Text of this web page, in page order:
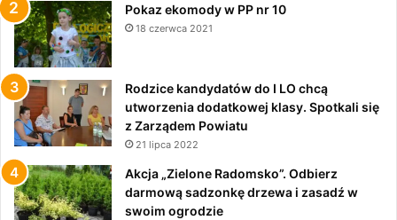
Pokaz ekomody w PP nr 10
18 czerwca 2021
Rodzice kandydatów do I LO chcą
utworzenia dodatkowej klasy. Spotkali się
z Zarządem Powiatu
21 lipca 2022
Akcja „Zielone Radomsko”. Odbierz
darmową sadzonkę drzewa i zasadź w
swoim ogrodzie